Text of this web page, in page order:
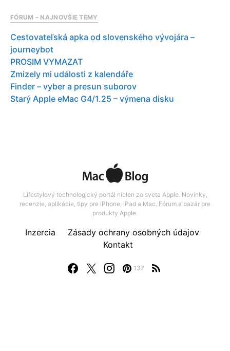
FÓRUM – NAJNOVŠIE TÉMY
Cestovateľská apka od slovenského vývojára –
journeybot
PROSIM VYMAZAT
Zmizely mi události z kalendáře
Finder – vyber a presun suborov
Starý Apple eMac G4/1.25 – výmena disku
Lifestylový technologický portál nielen zo sveta Apple. Novinky,
recenzie, aplikácie, tipy pre iPhone, iPad a Mac. Fórum a bazár pre
produkty Apple.
137
Inzercia
Zásady ochrany osobných údajov
Kontakt